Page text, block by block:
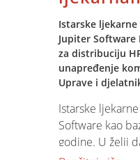
najsuvremenije
zasnovane na
Microsoft
prilagodbu
administratora i
prijenos
odvojenih
Istarske
Jupiter
za distribuciju
unapređenje
Uprave i
Istarske
Software kao
godine. U želji